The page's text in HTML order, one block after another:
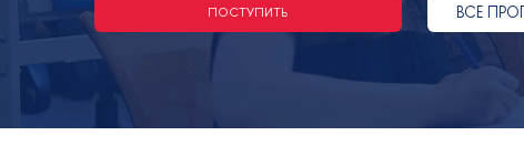
ПОСТУПИТЬ ВСЕ